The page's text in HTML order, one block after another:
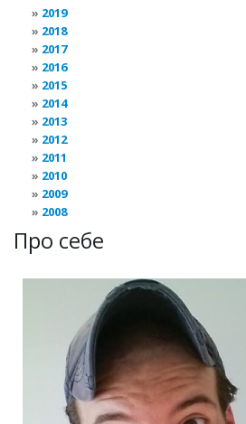
2019
2018
2017
2016
2015
2014
2013
2012
2011
2010
2009
2008
Про себе